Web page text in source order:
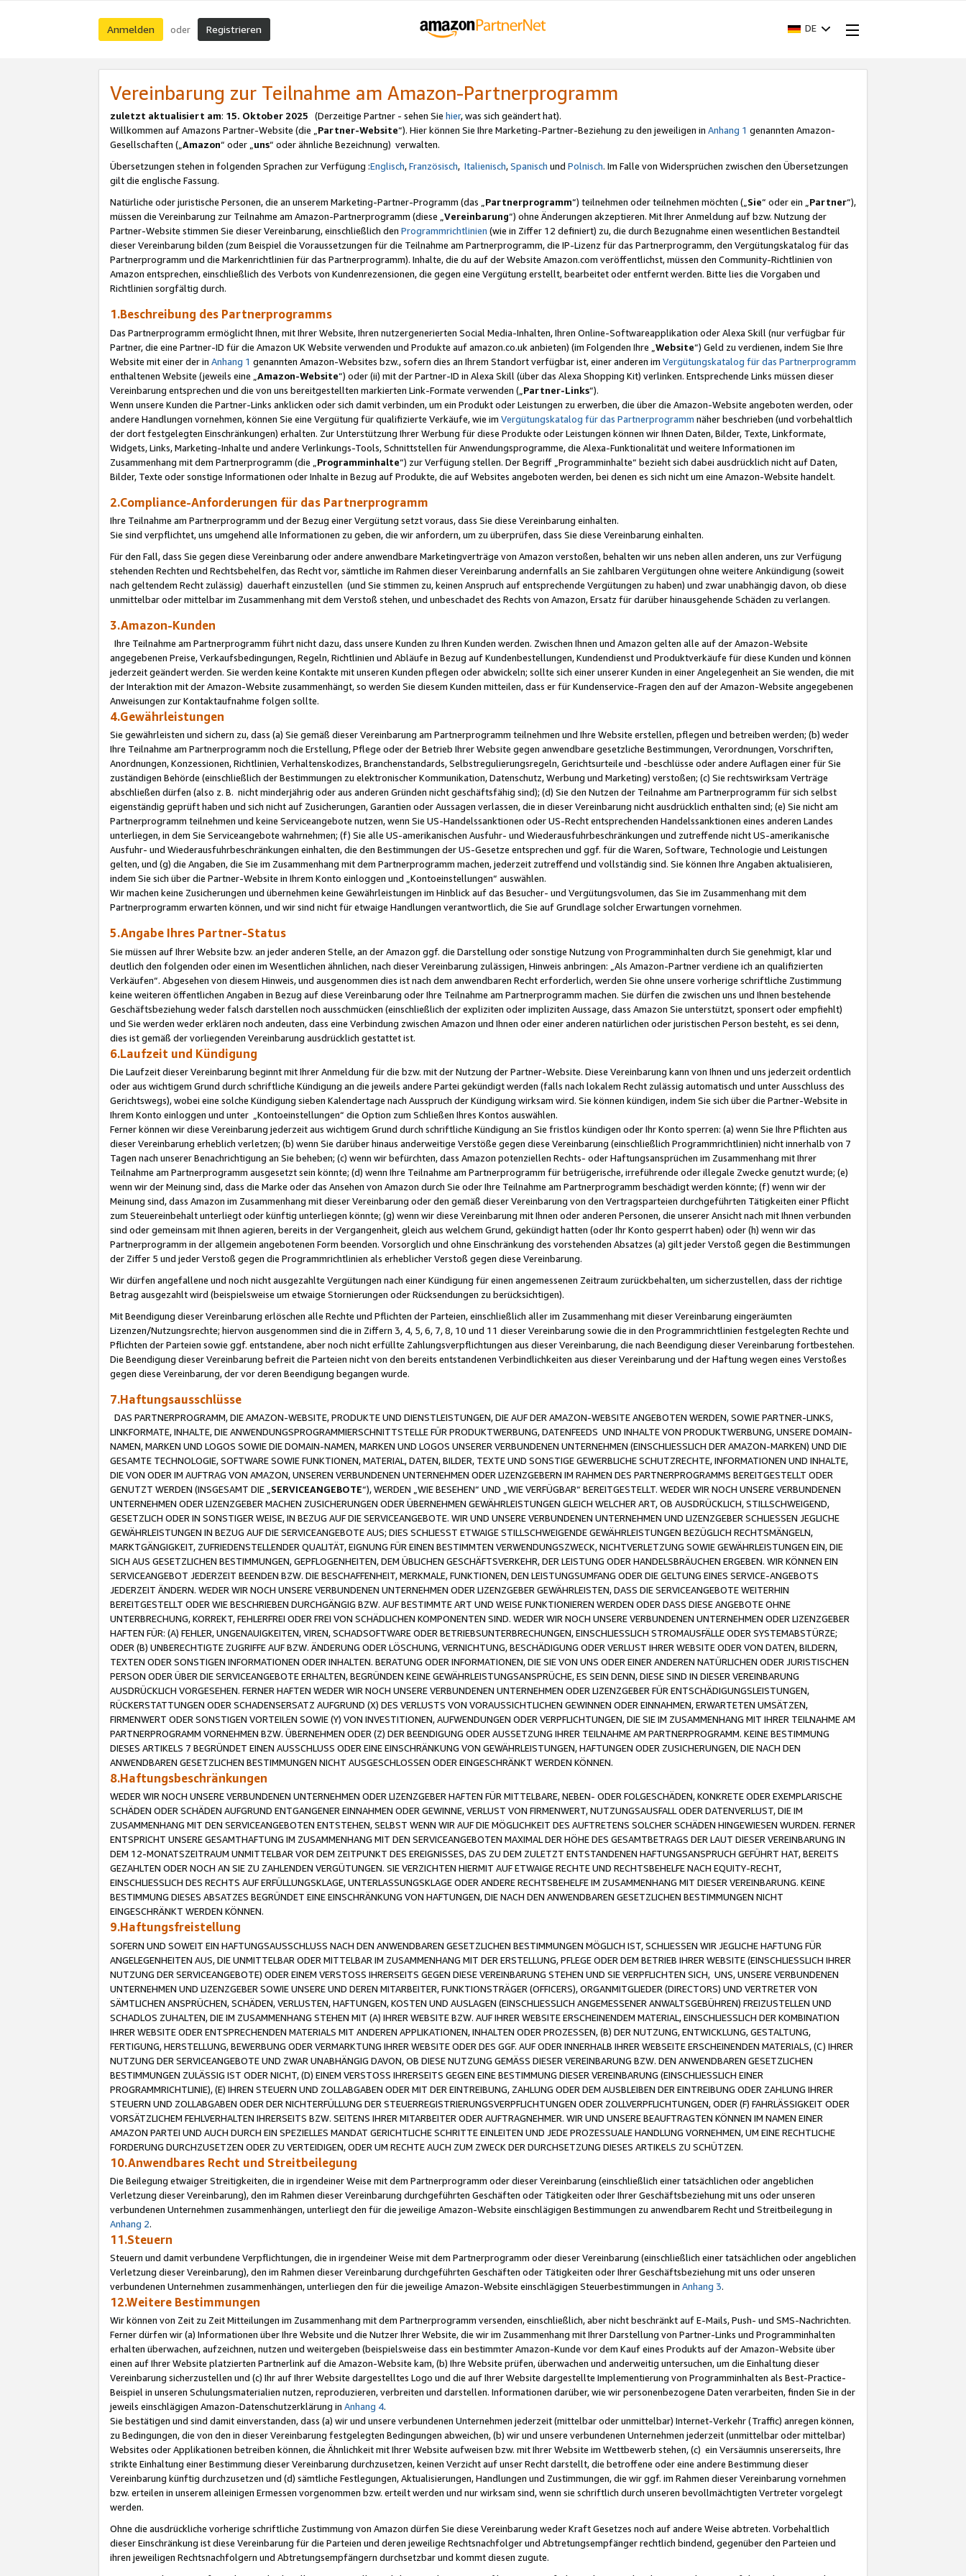
Anmelden oder Registrieren DE
Vereinbarung zur Teilnahme am Amazon-Partnerprogramm
zuletzt aktualisiert am: 15. Oktober 2025 (Derzeitige Partner - sehen Sie hier, was sich geändert hat).
Willkommen auf Amazons Partner-Website (die „Partner-Website“). Hier können Sie Ihre Marketing-Partner-Beziehung zu den jeweiligen in Anhang 1 genannten Amazon-
Gesellschaften („Amazon“ oder „uns“ oder ähnliche Bezeichnung) verwalten.
Übersetzungen stehen in folgenden Sprachen zur Verfügung :Englisch,Französisch, Italienisch,Spanisch und Polnisch. Im Falle von Widersprüchen zwischen den Übersetzungen
gilt die englische Fassung.
Natürliche oder juristische Personen, die an unserem Marketing-Partner-Programm (das „Partnerprogramm“) teilnehmen oder teilnehmen möchten („Sie“ oder ein „Partner“),
müssen die Vereinbarung zur Teilnahme am Amazon-Partnerprogramm (diese „Vereinbarung“) ohne Änderungen akzeptieren. Mit Ihrer Anmeldung auf bzw. Nutzung der
Partner-Website stimmen Sie dieser Vereinbarung, einschließlich den Programmrichtlinien (wie in Ziffer 12 definiert) zu, die durch Bezugnahme einen wesentlichen Bestandteil
dieser Vereinbarung bilden (zum Beispiel die Voraussetzungen für die Teilnahme am Partnerprogramm, die IP-Lizenz für das Partnerprogramm, den Vergütungskatalog für das
Partnerprogramm und die Markenrichtlinien für das Partnerprogramm). Inhalte, die du auf der Website Amazon.com veröffentlichst, müssen den Community-Richtlinien von
Amazon entsprechen, einschließlich des Verbots von Kundenrezensionen, die gegen eine Vergütung erstellt, bearbeitet oder entfernt werden. Bitte lies die Vorgaben und
Richtlinien sorgfältig durch.
1.Beschreibung des Partnerprogramms
Das Partnerprogramm ermöglicht Ihnen, mit Ihrer Website, Ihren nutzergenerierten Social Media-Inhalten, Ihren Online-Softwareapplikation oder Alexa Skill (nur verfügbar für
Partner, die eine Partner-ID für die Amazon UK Website verwenden und Produkte auf amazon.co.uk anbieten) (im Folgenden Ihre „ Website“) Geld zu verdienen, indem Sie Ihre
Website mit einer der in Anhang 1 genannten Amazon-Websites bzw., sofern dies an Ihrem Standort verfügbar ist, einer anderen im Vergütungskatalog für das Partnerprogramm
enthaltenen Website (jeweils eine „ Amazon-Website“) oder (ii) mit der Partner-ID in Alexa Skill (über das Alexa Shopping Kit) verlinken. Entsprechende Links müssen dieser
Vereinbarung entsprechen und die von uns bereitgestellten markierten Link-Formate verwenden („ Partner-Links“).
Wenn unsere Kunden die Partner-Links anklicken oder sich damit verbinden, um ein Produkt oder Leistungen zu erwerben, die über die Amazon-Website angeboten werden, oder
andere Handlungen vornehmen, können Sie eine Vergütung für qualifizierte Verkäufe, wie im Vergütungskatalog für das Partnerprogramm näher beschrieben (und vorbehaltlich
der dort festgelegten Einschränkungen) erhalten. Zur Unterstützung Ihrer Werbung für diese Produkte oder Leistungen können wir Ihnen Daten, Bilder, Texte, Linkformate,
Widgets, Links, Marketing-Inhalte und andere Verlinkungs-Tools, Schnittstellen für Anwendungsprogramme, die Alexa-Funktionalität und weitere Informationen im
Zusammenhang mit dem Partnerprogramm (die „ Programminhalte“) zur Verfügung stellen. Der Begriff „Programminhalte“ bezieht sich dabei ausdrücklich nicht auf Daten,
Bilder, Texte oder sonstige Informationen oder Inhalte in Bezug auf Produkte, die auf Websites angeboten werden, bei denen es sich nicht um eine Amazon-Website handelt.
2.Compliance-Anforderungen für das Partnerprogramm
Ihre Teilnahme am Partnerprogramm und der Bezug einer Vergütung setzt voraus, dass Sie diese Vereinbarung einhalten.
Sie sind verpflichtet, uns umgehend alle Informationen zu geben, die wir anfordern, um zu überprüfen, dass Sie diese Vereinbarung einhalten.
Für den Fall, dass Sie gegen diese Vereinbarung oder andere anwendbare Marketingverträge von Amazon verstoßen, behalten wir uns neben allen anderen, uns zur Verfügung
stehenden Rechten und Rechtsbehelfen, das Recht vor, sämtliche im Rahmen dieser Vereinbarung andernfalls an Sie zahlbaren Vergütungen ohne weitere Ankündigung (soweit
nach geltendem Recht zulässig) dauerhaft einzustellen (und Sie stimmen zu, keinen Anspruch auf entsprechende Vergütungen zu haben) und zwar unabhängig davon, ob diese
unmittelbar oder mittelbar im Zusammenhang mit dem Verstoß stehen, und unbeschadet des Rechts von Amazon, Ersatz für darüber hinausgehende Schäden zu verlangen.
3.Amazon-Kunden
Ihre Teilnahme am Partnerprogramm führt nicht dazu, dass unsere Kunden zu Ihren Kunden werden. Zwischen Ihnen und Amazon gelten alle auf der Amazon-Website
angegebenen Preise, Verkaufsbedingungen, Regeln, Richtlinien und Abläufe in Bezug auf Kundenbestellungen, Kundendienst und Produktverkäufe für diese Kunden und können
jederzeit geändert werden. Sie werden keine Kontakte mit unseren Kunden pflegen oder abwickeln; sollte sich einer unserer Kunden in einer Angelegenheit an Sie wenden, die mit
der Interaktion mit der Amazon-Website zusammenhängt, so werden Sie diesem Kunden mitteilen, dass er für Kundenservice-Fragen den auf der Amazon-Website angegebenen
Anweisungen zur Kontaktaufnahme folgen sollte.
4.Gewährleistungen
Sie gewährleisten und sichern zu, dass (a) Sie gemäß dieser Vereinbarung am Partnerprogramm teilnehmen und Ihre Website erstellen, pflegen und betreiben werden; (b) weder
Ihre Teilnahme am Partnerprogramm noch die Erstellung, Pflege oder der Betrieb Ihrer Website gegen anwendbare gesetzliche Bestimmungen, Verordnungen, Vorschriften,
Anordnungen, Konzessionen, Richtlinien, Verhaltenskodizes, Branchenstandards, Selbstregulierungsregeln, Gerichtsurteile und -beschlüsse oder andere Auflagen einer für Sie
zuständigen Behörde (einschließlich der Bestimmungen zu elektronischer Kommunikation, Datenschutz, Werbung und Marketing) verstoßen; (c) Sie rechtswirksam Verträge
abschließen dürfen (also z. B. nicht minderjährig oder aus anderen Gründen nicht geschäftsfähig sind); (d) Sie den Nutzen der Teilnahme am Partnerprogramm für sich selbst
eigenständig geprüft haben und sich nicht auf Zusicherungen, Garantien oder Aussagen verlassen, die in dieser Vereinbarung nicht ausdrücklich enthalten sind; (e) Sie nicht am
Partnerprogramm teilnehmen und keine Serviceangebote nutzen, wenn Sie US-Handelssanktionen oder US-Recht entsprechenden Handelssanktionen eines anderen Landes
unterliegen, in dem Sie Serviceangebote wahrnehmen; (f) Sie alle US-amerikanischen Ausfuhr- und Wiederausfuhrbeschränkungen und zutreffende nicht US-amerikanische
Ausfuhr- und Wiederausfuhrbeschränkungen einhalten, die den Bestimmungen der US-Gesetze entsprechen und ggf. für die Waren, Software, Technologie und Leistungen
gelten, und (g) die Angaben, die Sie im Zusammenhang mit dem Partnerprogramm machen, jederzeit zutreffend und vollständig sind. Sie können Ihre Angaben aktualisieren,
indem Sie sich über die Partner-Website in Ihrem Konto einloggen und „Kontoeinstellungen“ auswählen.
Wir machen keine Zusicherungen und übernehmen keine Gewährleistungen im Hinblick auf das Besucher- und Vergütungsvolumen, das Sie im Zusammenhang mit dem
Partnerprogramm erwarten können, und wir sind nicht für etwaige Handlungen verantwortlich, die Sie auf Grundlage solcher Erwartungen vornehmen.
5.Angabe Ihres Partner-Status
Sie müssen auf Ihrer Website bzw. an jeder anderen Stelle, an der Amazon ggf. die Darstellung oder sonstige Nutzung von Programminhalten durch Sie genehmigt, klar und
deutlich den folgenden oder einen im Wesentlichen ähnlichen, nach dieser Vereinbarung zulässigen, Hinweis anbringen: „Als Amazon-Partner verdiene ich an qualifizierten
Verkäufen“. Abgesehen von diesem Hinweis, und ausgenommen dies ist nach dem anwendbaren Recht erforderlich, werden Sie ohne unsere vorherige schriftliche Zustimmung
keine weiteren öffentlichen Angaben in Bezug auf diese Vereinbarung oder Ihre Teilnahme am Partnerprogramm machen. Sie dürfen die zwischen uns und Ihnen bestehende
Geschäftsbeziehung weder falsch darstellen noch ausschmücken (einschließlich der expliziten oder impliziten Aussage, dass Amazon Sie unterstützt, sponsert oder empfiehlt)
und Sie werden weder erklären noch andeuten, dass eine Verbindung zwischen Amazon und Ihnen oder einer anderen natürlichen oder juristischen Person besteht, es sei denn,
dies ist gemäß der vorliegenden Vereinbarung ausdrücklich gestattet ist.
6.Laufzeit und Kündigung
Die Laufzeit dieser Vereinbarung beginnt mit Ihrer Anmeldung für die bzw. mit der Nutzung der Partner-Website. Diese Vereinbarung kann von Ihnen und uns jederzeit ordentlich
oder aus wichtigem Grund durch schriftliche Kündigung an die jeweils andere Partei gekündigt werden (falls nach lokalem Recht zulässig automatisch und unter Ausschluss des
Gerichtswegs), wobei eine solche Kündigung sieben Kalendertage nach Ausspruch der Kündigung wirksam wird. Sie können kündigen, indem Sie sich über die Partner-Website in
Ihrem Konto einloggen und unter „Kontoeinstellungen“ die Option zum Schließen Ihres Kontos auswählen.
Ferner können wir diese Vereinbarung jederzeit aus wichtigem Grund durch schriftliche Kündigung an Sie fristlos kündigen oder Ihr Konto sperren: (a) wenn Sie Ihre Pflichten aus
dieser Vereinbarung erheblich verletzen; (b) wenn Sie darüber hinaus anderweitige Verstöße gegen diese Vereinbarung (einschließlich Programmrichtlinien) nicht innerhalb von 7
Tagen nach unserer Benachrichtigung an Sie beheben; (c) wenn wir befürchten, dass Amazon potenziellen Rechts- oder Haftungsansprüchen im Zusammenhang mit Ihrer
Teilnahme am Partnerprogramm ausgesetzt sein könnte; (d) wenn Ihre Teilnahme am Partnerprogramm für betrügerische, irreführende oder illegale Zwecke genutzt wurde; (e)
wenn wir der Meinung sind, dass die Marke oder das Ansehen von Amazon durch Sie oder Ihre Teilnahme am Partnerprogramm beschädigt werden könnte; (f) wenn wir der
Meinung sind, dass Amazon im Zusammenhang mit dieser Vereinbarung oder den gemäß dieser Vereinbarung von den Vertragsparteien durchgeführten Tätigkeiten einer Pflicht
zum Steuereinbehalt unterliegt oder künftig unterliegen könnte; (g) wenn wir diese Vereinbarung mit Ihnen oder anderen Personen, die unserer Ansicht nach mit Ihnen verbunden
sind oder gemeinsam mit Ihnen agieren, bereits in der Vergangenheit, gleich aus welchem Grund, gekündigt hatten (oder Ihr Konto gesperrt haben) oder (h) wenn wir das
Partnerprogramm in der allgemein angebotenen Form beenden. Vorsorglich und ohne Einschränkung des vorstehenden Absatzes (a) gilt jeder Verstoß gegen die Bestimmungen
der Ziffer 5 und jeder Verstoß gegen die Programmrichtlinien als erheblicher Verstoß gegen diese Vereinbarung.
Wir dürfen angefallene und noch nicht ausgezahlte Vergütungen nach einer Kündigung für einen angemessenen Zeitraum zurückbehalten, um sicherzustellen, dass der richtige
Betrag ausgezahlt wird (beispielsweise um etwaige Stornierungen oder Rücksendungen zu berücksichtigen).
Mit Beendigung dieser Vereinbarung erlöschen alle Rechte und Pflichten der Parteien, einschließlich aller im Zusammenhang mit dieser Vereinbarung eingeräumten
Lizenzen/Nutzungsrechte; hiervon ausgenommen sind die in Ziffern 3, 4, 5, 6, 7, 8, 10 und 11 dieser Vereinbarung sowie die in den Programmrichtlinien festgelegten Rechte und
Pflichten der Parteien sowie ggf. entstandene, aber noch nicht erfüllte Zahlungsverpflichtungen aus dieser Vereinbarung, die nach Beendigung dieser Vereinbarung fortbestehen.
Die Beendigung dieser Vereinbarung befreit die Parteien nicht von den bereits entstandenen Verbindlichkeiten aus dieser Vereinbarung und der Haftung wegen eines Verstoßes
gegen diese Vereinbarung, der vor deren Beendigung begangen wurde.
7.Haftungsausschlüsse
DAS PARTNERPROGRAMM, DIE AMAZON-WEBSITE, PRODUKTE UND DIENSTLEISTUNGEN, DIE AUF DER AMAZON-WEBSITE ANGEBOTEN WERDEN, SOWIE PARTNER-LINKS,
LINKFORMATE, INHALTE, DIE ANWENDUNGSPROGRAMMIERSCHNITTSTELLE FÜR PRODUKTWERBUNG, DATENFEEDS UND INHALTE VON PRODUKTWERBUNG, UNSERE DOMAIN-
NAMEN, MARKEN UND LOGOS SOWIE DIE DOMAIN-NAMEN, MARKEN UND LOGOS UNSERER VERBUNDENEN UNTERNEHMEN (EINSCHLIESSLICH DER AMAZON-MARKEN) UND DIE
GESAMTE TECHNOLOGIE, SOFTWARE SOWIE FUNKTIONEN, MATERIAL, DATEN, BILDER, TEXTE UND SONSTIGE GEWERBLICHE SCHUTZRECHTE, INFORMATIONEN UND INHALTE,
DIE VON ODER IM AUFTRAG VON AMAZON, UNSEREN VERBUNDENEN UNTERNEHMEN ODER LIZENZGEBERN IM RAHMEN DES PARTNERPROGRAMMS BEREITGESTELLT ODER
GENUTZT WERDEN (INSGESAMT DIE „ SERVICEANGEBOTE“), WERDEN „WIE BESEHEN“ UND „WIE VERFÜGBAR“ BEREITGESTELLT. WEDER WIR NOCH UNSERE VERBUNDENEN
UNTERNEHMEN ODER LIZENZGEBER MACHEN ZUSICHERUNGEN ODER ÜBERNEHMEN GEWÄHRLEISTUNGEN GLEICH WELCHER ART, OB AUSDRÜCKLICH, STILLSCHWEIGEND,
GESETZLICH ODER IN SONSTIGER WEISE, IN BEZUG AUF DIE SERVICEANGEBOTE. WIR UND UNSERE VERBUNDENEN UNTERNEHMEN UND LIZENZGEBER SCHLIESSEN JEGLICHE
GEWÄHRLEISTUNGEN IN BEZUG AUF DIE SERVICEANGEBOTE AUS; DIES SCHLIESST ETWAIGE STILLSCHWEIGENDE GEWÄHRLEISTUNGEN BEZÜGLICH RECHTSMÄNGELN,
MARKTGÄNGIGKEIT, ZUFRIEDENSTELLENDER QUALITÄT, EIGNUNG FÜR EINEN BESTIMMTEN VERWENDUNGSZWECK, NICHTVERLETZUNG SOWIE GEWÄHRLEISTUNGEN EIN, DIE
SICH AUS GESETZLICHEN BESTIMMUNGEN, GEPFLOGENHEITEN, DEM ÜBLICHEN GESCHÄFTSVERKEHR, DER LEISTUNG ODER HANDELSBRÄUCHEN ERGEBEN. WIR KÖNNEN EIN
SERVICEANGEBOT JEDERZEIT BEENDEN BZW. DIE BESCHAFFENHEIT, MERKMALE, FUNKTIONEN, DEN LEISTUNGSUMFANG ODER DIE GELTUNG EINES SERVICE-ANGEBOTS
JEDERZEIT ÄNDERN. WEDER WIR NOCH UNSERE VERBUNDENEN UNTERNEHMEN ODER LIZENZGEBER GEWÄHRLEISTEN, DASS DIE SERVICEANGEBOTE WEITERHIN
BEREITGESTELLT ODER WIE BESCHRIEBEN DURCHGÄNGIG BZW. AUF BESTIMMTE ART UND WEISE FUNKTIONIEREN WERDEN ODER DASS DIESE ANGEBOTE OHNE
UNTERBRECHUNG, KORREKT, FEHLERFREI ODER FREI VON SCHÄDLICHEN KOMPONENTEN SIND. WEDER WIR NOCH UNSERE VERBUNDENEN UNTERNEHMEN ODER LIZENZGEBER
HAFTEN FÜR: (A) FEHLER, UNGENAUIGKEITEN, VIREN, SCHADSOFTWARE ODER BETRIEBSUNTERBRECHUNGEN, EINSCHLIESSLICH STROMAUSFÄLLE ODER SYSTEMABSTÜRZE;
ODER (B) UNBERECHTIGTE ZUGRIFFE AUF BZW. ÄNDERUNG ODER LÖSCHUNG, VERNICHTUNG, BESCHÄDIGUNG ODER VERLUST IHRER WEBSITE ODER VON DATEN, BILDERN,
TEXTEN ODER SONSTIGEN INFORMATIONEN ODER INHALTEN. BERATUNG ODER INFORMATIONEN, DIE SIE VON UNS ODER EINER ANDEREN NATÜRLICHEN ODER JURISTISCHEN
PERSON ODER ÜBER DIE SERVICEANGEBOTE ERHALTEN, BEGRÜNDEN KEINE GEWÄHRLEISTUNGSANSPRÜCHE, ES SEIN DENN, DIESE SIND IN DIESER VEREINBARUNG
AUSDRÜCKLICH VORGESEHEN. FERNER HAFTEN WEDER WIR NOCH UNSERE VERBUNDENEN UNTERNEHMEN ODER LIZENZGEBER FÜR ENTSCHÄDIGUNGSLEISTUNGEN,
RÜCKERSTATTUNGEN ODER SCHADENSERSATZ AUFGRUND (X) DES VERLUSTS VON VORAUSSICHTLICHEN GEWINNEN ODER EINNAHMEN, ERWARTETEN UMSÄTZEN,
FIRMENWERT ODER SONSTIGEN VORTEILEN SOWIE (Y) VON INVESTITIONEN, AUFWENDUNGEN ODER VERPFLICHTUNGEN, DIE SIE IM ZUSAMMENHANG MIT IHRER TEILNAHME AM
PARTNERPROGRAMM VORNEHMEN BZW. ÜBERNEHMEN ODER (Z) DER BEENDIGUNG ODER AUSSETZUNG IHRER TEILNAHME AM PARTNERPROGRAMM. KEINE BESTIMMUNG
DIESES ARTIKELS 7 BEGRÜNDET EINEN AUSSCHLUSS ODER EINE EINSCHRÄNKUNG VON GEWÄHRLEISTUNGEN, HAFTUNGEN ODER ZUSICHERUNGEN, DIE NACH DEN
ANWENDBAREN GESETZLICHEN BESTIMMUNGEN NICHT AUSGESCHLOSSEN ODER EINGESCHRÄNKT WERDEN KÖNNEN.
8.Haftungsbeschränkungen
WEDER WIR NOCH UNSERE VERBUNDENEN UNTERNEHMEN ODER LIZENZGEBER HAFTEN FÜR MITTELBARE, NEBEN- ODER FOLGESCHÄDEN, KONKRETE ODER EXEMPLARISCHE
SCHÄDEN ODER SCHÄDEN AUFGRUND ENTGANGENER EINNAHMEN ODER GEWINNE, VERLUST VON FIRMENWERT, NUTZUNGSAUSFALL ODER DATENVERLUST, DIE IM
ZUSAMMENHANG MIT DEN SERVICEANGEBOTEN ENTSTEHEN, SELBST WENN WIR AUF DIE MÖGLICHKEIT DES AUFTRETENS SOLCHER SCHÄDEN HINGEWIESEN WURDEN. FERNER
ENTSPRICHT UNSERE GESAMTHAFTUNG IM ZUSAMMENHANG MIT DEN SERVICEANGEBOTEN MAXIMAL DER HÖHE DES GESAMTBETRAGS DER LAUT DIESER VEREINBARUNG IN
DEM 12-MONATSZEITRAUM UNMITTELBAR VOR DEM ZEITPUNKT DES EREIGNISSES, DAS ZU DEM ZULETZT ENTSTANDENEN HAFTUNGSANSPRUCH GEFÜHRT HAT, BEREITS
GEZAHLTEN ODER NOCH AN SIE ZU ZAHLENDEN VERGÜTUNGEN. SIE VERZICHTEN HIERMIT AUF ETWAIGE RECHTE UND RECHTSBEHELFE NACH EQUITY-RECHT,
EINSCHLIESSLICH DES RECHTS AUF ERFÜLLUNGSKLAGE, UNTERLASSUNGSKLAGE ODER ANDERE RECHTSBEHELFE IM ZUSAMMENHANG MIT DIESER VEREINBARUNG. KEINE
BESTIMMUNG DIESES ABSATZES BEGRÜNDET EINE EINSCHRÄNKUNG VON HAFTUNGEN, DIE NACH DEN ANWENDBAREN GESETZLICHEN BESTIMMUNGEN NICHT
EINGESCHRÄNKT WERDEN KÖNNEN.
9.Haftungsfreistellung
SOFERN UND SOWEIT EIN HAFTUNGSAUSSCHLUSS NACH DEN ANWENDBAREN GESETZLICHEN BESTIMMUNGEN MÖGLICH IST, SCHLIESSEN WIR JEGLICHE HAFTUNG FÜR
ANGELEGENHEITEN AUS, DIE UNMITTELBAR ODER MITTELBAR IM ZUSAMMENHANG MIT DER ERSTELLUNG, PFLEGE ODER DEM BETRIEB IHRER WEBSITE (EINSCHLIESSLICH IHRER
NUTZUNG DER SERVICEANGEBOTE) ODER EINEM VERSTOSS IHRERSEITS GEGEN DIESE VEREINBARUNG STEHEN UND SIE VERPFLICHTEN SICH, UNS, UNSERE VERBUNDENEN
UNTERNEHMEN UND LIZENZGEBER SOWIE UNSERE UND DEREN MITARBEITER, FUNKTIONSTRÄGER (OFFICERS), ORGANMITGLIEDER (DIRECTORS) UND VERTRETER VON
SÄMTLICHEN ANSPRÜCHEN, SCHÄDEN, VERLUSTEN, HAFTUNGEN, KOSTEN UND AUSLAGEN (EINSCHLIESSLICH ANGEMESSENER ANWALTSGEBÜHREN) FREIZUSTELLEN UND
SCHADLOS ZUHALTEN, DIE IM ZUSAMMENHANG STEHEN MIT (A) IHRER WEBSITE BZW. AUF IHRER WEBSITE ERSCHEINENDEM MATERIAL, EINSCHLIESSLICH DER KOMBINATION
IHRER WEBSITE ODER ENTSPRECHENDEN MATERIALS MIT ANDEREN APPLIKATIONEN, INHALTEN ODER PROZESSEN, (B) DER NUTZUNG, ENTWICKLUNG, GESTALTUNG,
FERTIGUNG, HERSTELLUNG, BEWERBUNG ODER VERMARKTUNG IHRER WEBSITE ODER DES GGF. AUF ODER INNERHALB IHRER WEBSEITE ERSCHEINENDEN MATERIALS, (C) IHRER
NUTZUNG DER SERVICEANGEBOTE UND ZWAR UNABHÄNGIG DAVON, OB DIESE NUTZUNG GEMÄSS DIESER VEREINBARUNG BZW. DEN ANWENDBAREN GESETZLICHEN
BESTIMMUNGEN ZULÄSSIG IST ODER NICHT, (D) EINEM VERSTOSS IHRERSEITS GEGEN EINE BESTIMMUNG DIESER VEREINBARUNG (EINSCHLIESSLICH EINER
PROGRAMMRICHTLINIE), (E) IHREN STEUERN UND ZOLLABGABEN ODER MIT DER EINTREIBUNG, ZAHLUNG ODER DEM AUSBLEIBEN DER EINTREIBUNG ODER ZAHLUNG IHRER
STEUERN UND ZOLLABGABEN ODER DER NICHTERFÜLLUNG DER STEUERREGISTRIERUNGSVERPFLICHTUNGEN ODER ZOLLVERPFLICHTUNGEN, ODER (F) FAHRLÄSSIGKEIT ODER
VORSÄTZLICHEM FEHLVERHALTEN IHRERSEITS BZW. SEITENS IHRER MITARBEITER ODER AUFTRAGNEHMER. WIR UND UNSERE BEAUFTRAGTEN KÖNNEN IM NAMEN EINER
AMAZON PARTEI UND AUCH DURCH EIN SPEZIELLES MANDAT GERICHTLICHE SCHRITTE EINLEITEN UND JEDE PROZESSUALE HANDLUNG VORNEHMEN, UM EINE RECHTLICHE
FORDERUNG DURCHZUSETZEN ODER ZU VERTEIDIGEN, ODER UM RECHTE AUCH ZUM ZWECK DER DURCHSETZUNG DIESES ARTIKELS ZU SCHÜTZEN.
10.Anwendbares Recht und Streitbeilegung
Die Beilegung etwaiger Streitigkeiten, die in irgendeiner Weise mit dem Partnerprogramm oder dieser Vereinbarung (einschließlich einer tatsächlichen oder angeblichen
Verletzung dieser Vereinbarung), den im Rahmen dieser Vereinbarung durchgeführten Geschäften oder Tätigkeiten oder Ihrer Geschäftsbeziehung mit uns oder unseren
verbundenen Unternehmen zusammenhängen, unterliegt den für die jeweilige Amazon-Website einschlägigen Bestimmungen zu anwendbarem Recht und Streitbeilegung in
Anhang 2.
11.Steuern
Steuern und damit verbundene Verpflichtungen, die in irgendeiner Weise mit dem Partnerprogramm oder dieser Vereinbarung (einschließlich einer tatsächlichen oder angeblichen
Verletzung dieser Vereinbarung), den im Rahmen dieser Vereinbarung durchgeführten Geschäften oder Tätigkeiten oder Ihrer Geschäftsbeziehung mit uns oder unseren
verbundenen Unternehmen zusammenhängen, unterliegen den für die jeweilige Amazon-Website einschlägigen Steuerbestimmungen in Anhang 3.
12.Weitere Bestimmungen
Wir können von Zeit zu Zeit Mitteilungen im Zusammenhang mit dem Partnerprogramm versenden, einschließlich, aber nicht beschränkt auf E-Mails, Push- und SMS-Nachrichten.
Ferner dürfen wir (a) Informationen über Ihre Website und die Nutzer Ihrer Website, die wir im Zusammenhang mit Ihrer Darstellung von Partner-Links und Programminhalten
erhalten überwachen, aufzeichnen, nutzen und weitergeben (beispielsweise dass ein bestimmter Amazon-Kunde vor dem Kauf eines Produkts auf der Amazon-Website über
einen auf Ihrer Website platzierten Partnerlink auf die Amazon-Website kam, (b) Ihre Website prüfen, überwachen und anderweitig untersuchen, um die Einhaltung dieser
Vereinbarung sicherzustellen und (c) Ihr auf Ihrer Website dargestelltes Logo und die auf Ihrer Website dargestellte Implementierung von Programminhalten als Best-Practice-
Beispiel in unseren Schulungsmaterialien nutzen, reproduzieren, verbreiten und darstellen. Informationen darüber, wie wir personenbezogene Daten verarbeiten, finden Sie in der
jeweils einschlägigen Amazon-Datenschutzerklärung in Anhang 4.
Sie bestätigen und sind damit einverstanden, dass (a) wir und unsere verbundenen Unternehmen jederzeit (mittelbar oder unmittelbar) Internet-Verkehr (Traffic) anregen können,
zu Bedingungen, die von den in dieser Vereinbarung festgelegten Bedingungen abweichen, (b) wir und unsere verbundenen Unternehmen jederzeit (unmittelbar oder mittelbar)
Websites oder Applikationen betreiben können, die Ähnlichkeit mit Ihrer Website aufweisen bzw. mit Ihrer Website im Wettbewerb stehen, (c) ein Versäumnis unsererseits, Ihre
strikte Einhaltung einer Bestimmung dieser Vereinbarung durchzusetzen, keinen Verzicht auf unser Recht darstellt, die betroffene oder eine andere Bestimmung dieser
Vereinbarung künftig durchzusetzen und (d) sämtliche Festlegungen, Aktualisierungen, Handlungen und Zustimmungen, die wir ggf. im Rahmen dieser Vereinbarung vornehmen
bzw. erteilen in unserem alleinigen Ermessen vorgenommen bzw. erteilt werden und nur wirksam sind, wenn sie schriftlich durch unseren bevollmächtigten Vertreter vorgelegt
werden.
Ohne die ausdrückliche vorherige schriftliche Zustimmung von Amazon dürfen Sie diese Vereinbarung weder Kraft Gesetzes noch auf andere Weise abtreten. Vorbehaltlich
dieser Einschränkung ist diese Vereinbarung für die Parteien und deren jeweilige Rechtsnachfolger und Abtretungsempfänger rechtlich bindend, gegenüber den Parteien und
ihren jeweiligen Rechtsnachfolgern und Abtretungsempfängern durchsetzbar und kommt diesen zugute.